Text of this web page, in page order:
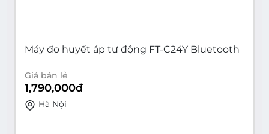
Máy đo huyết áp tự động FT-C24Y Bluetooth
Giá bán lẻ
1,790,000đ
Hà Nội